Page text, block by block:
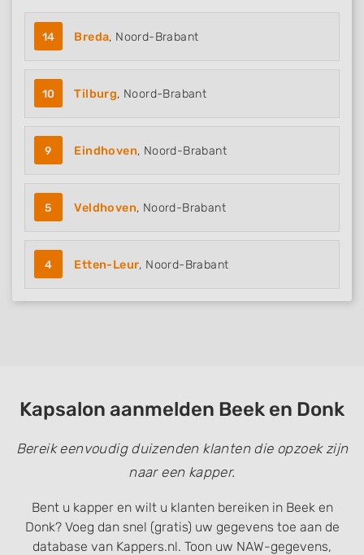
14 Breda, Noord-Brabant
10 Tilburg, Noord-Brabant
9 Eindhoven, Noord-Brabant
5 Veldhoven, Noord-Brabant
4 Etten-Leur, Noord-Brabant
Kapsalon aanmelden Beek en Donk
Bereik eenvoudig duizenden klanten die opzoek zijn
naar een kapper.
Bent u kapper en wilt u klanten bereiken in Beek en
Donk? Voeg dan snel (gratis) uw gegevens toe aan de
database van Kappers.nl. Toon uw NAW-gegevens,